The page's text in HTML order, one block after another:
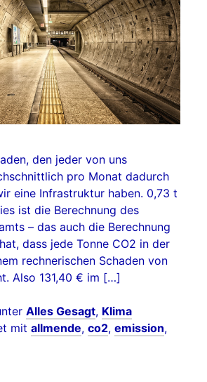
den jeder von uns
pro Monat dadurch
eine Infrastruktur haben. 0,73 t
ist die Berechnung des
– das auch die Berechnung
dass jede Tonne CO2 in der
rechnerischen Schaden von
Also 131,40 € im […]
Alles Gesagt, Klima
mit allmende, co2, emission,